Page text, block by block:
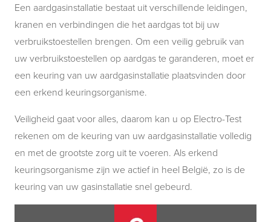
Een aardgasinstallatie bestaat uit verschillende leidingen,
kranen en verbindingen die het aardgas tot bij uw
verbruikstoestellen brengen. Om een veilig gebruik van
uw verbruikstoestellen op aardgas te garanderen, moet er
een keuring van uw aardgasinstallatie plaatsvinden door
een erkend keuringsorganisme.
Veiligheid gaat voor alles, daarom kan u op Electro-Test
rekenen om de keuring van uw aardgasinstallatie volledig
en met de grootste zorg uit te voeren. Als erkend
keuringsorganisme zijn we actief in heel België, zo is de
keuring van uw gasinstallatie snel gebeurd.